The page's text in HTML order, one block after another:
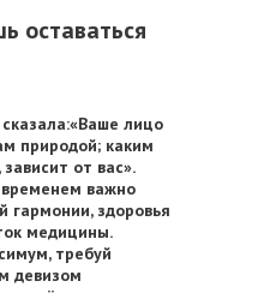
оставаться
лицо
природой; каким
от вас».
временем важно
гармонии, здоровья
медицины.
требуй
девизом